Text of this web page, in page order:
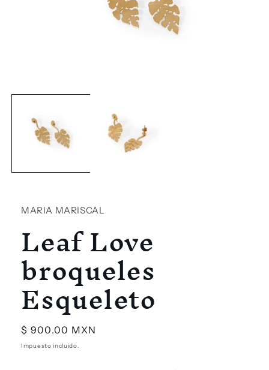
elemento
ventana
MARIA MARISCAL
Leaf Love
broqueles
Esqueleto
Precio
habitual
$ 900.00 MXN
Impuesto incluido.